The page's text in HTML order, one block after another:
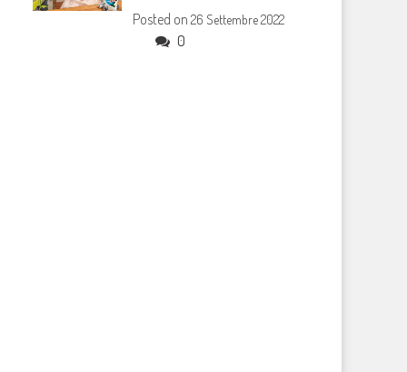
Posted on26 Settembre 2022
0